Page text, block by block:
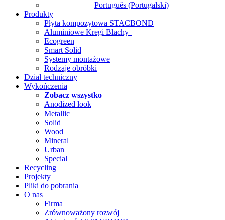
Português (Portugalski)
Produkty
Płyta kompozytowa STACBOND
Aluminiowe Kregi Blachy
Ecogreen
Smart Solid
Systemy montażowe
Rodzaje obróbki
Dział techniczny
Wykończenia
Zobacz wszystko
Anodized look
Metallic
Solid
Wood
Mineral
Urban
Special
Recycling
Projekty
Pliki do pobrania
O nas
Firma
Zrównoważony rozwój